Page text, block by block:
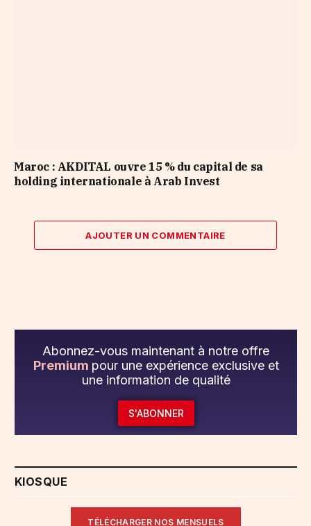
Maroc : AKDITAL ouvre 15 % du capital de sa
holding internationale à Arab Invest
AJOUTER UN COMMENTAIRE
Abonnez-vous maintenant à notre offre
Premium pour une expérience exclusive et
une information de qualité
S'ABONNER
KIOSQUE
TÉLÉCHARGER NOS MENSUELS